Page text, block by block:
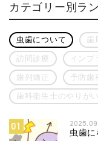
カテゴリー別ラ
虫歯について 歯
訪問診療 インプ
歯列矯正 予防歯
歯科衛生士のやりがい
01
虫歯